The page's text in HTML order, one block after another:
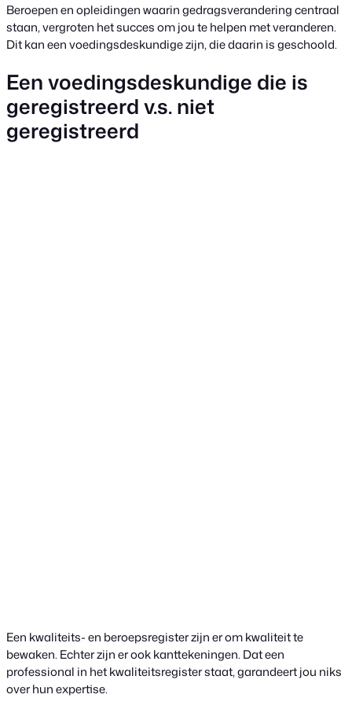
Beroepen en opleidingen waarin gedragsverandering centraal
staan, vergroten het succes om jou te helpen met veranderen.
Dit kan een voedingsdeskundige zijn, die daarin is geschoold.
Een voedingsdeskundige die is
geregistreerd v.s. niet
geregistreerd
Een kwaliteits- en beroepsregister zijn er om kwaliteit te
bewaken. Echter zijn er ook kanttekeningen. Dat een
professional in het kwaliteitsregister staat, garandeert jou niks
over hun expertise.